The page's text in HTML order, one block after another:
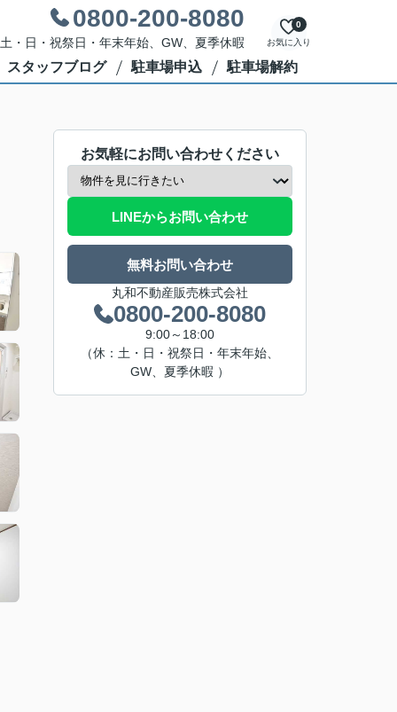
0800-200-8080
日・祝祭日・年末年始、GW、夏季休暇 お気に入り
0
スタッフブログ 駐車場申込 駐車場解約
お気軽にお問い合わせください
LINEからお問い合わせ
無料お問い合わせ
丸和不動産販売株式会社
0800-200-8080
9:00～18:00
（休：土・日・祝祭日・年末年始、
GW、夏季休暇 ）